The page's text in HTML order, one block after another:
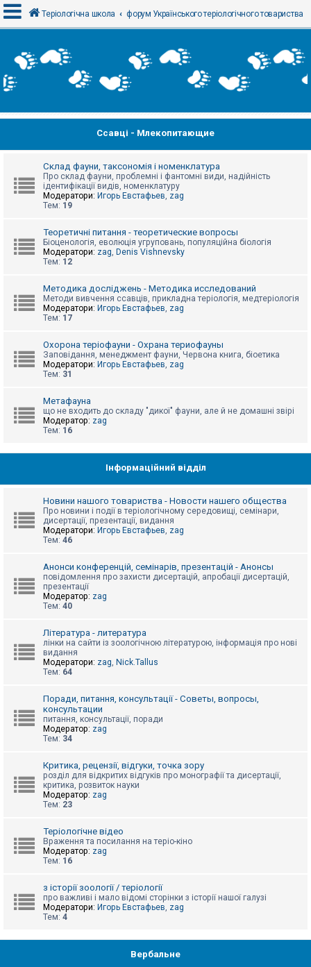
х
і
т
р
а
б
е
д
п
о
е
й
А
и
т
П
м
о
г
Теріологічна школа форум Українського теріологічного товариства
Ссавці - Млекопитающие
Склад фауни, таксономія і номенклатура
Про склад фауни, проблемні і фантомні види, надійність
ідентифікації видів, номенклатуру
Модератори: Игорь Евстафьев, zag
Тем: 19
Теоретичні питання - теоретические вопросы
Біоценологія, еволюція угруповань, популяційна біологія
Модератори: zag, Denis Vishnevsky
Тем: 12
Методика досліджень - Методика исследований
Методи вивчення ссавців, прикладна теріологія, медтеріологія
Модератори: Игорь Евстафьев, zag
Тем: 17
Охорона теріофауни - Охрана териофауны
Заповідання, менеджмент фауни, Червона книга, біоетика
Модератори: Игорь Евстафьев, zag
Тем: 31
Метафауна
що не входить до складу "дикої" фауни, але й не домашні звірі
Модератор: zag
Тем: 16
Інформаційний відділ
Новини нашого товариства - Новости нашего общества
Про новини і події в теріологічному середовищі, семінари,
дисертації, презентації, видання
Модератори: Игорь Евстафьев, zag
Тем: 46
Анонси конференцій, семінарів, презентацій - Анонсы
повідомлення про захисти дисертацій, апробації дисертацій,
презентації
Модератор: zag
Тем: 40
Література - литература
лінки на сайти із зоологічною літературою, інформація про нові
видання
Модератори: zag, Nick.Tallus
Тем: 64
Поради, питання, консультації - Советы, вопросы,
консультации
питання, консультації, поради
Модератор: zag
Тем: 34
Критика, рецензії, відгуки, точка зору
розділ для відкритих відгуків про монографії та дисертації,
критика, розвиток науки
Модератор: zag
Тем: 23
Теріологічне відео
Враження та посилання на теріо-кіно
Модератор: zag
Тем: 16
з історії зоології / теріології
про важливі і мало відомі сторінки з історії нашої галузі
Модератори: Игорь Евстафьев, zag
Тем: 4
Вербальне